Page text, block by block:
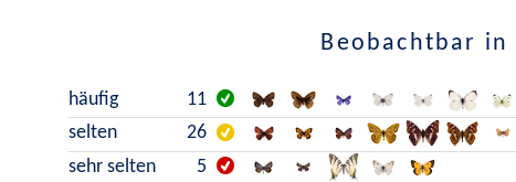
Beobachtbar
häufig 11
selten
26
sehr selten
5